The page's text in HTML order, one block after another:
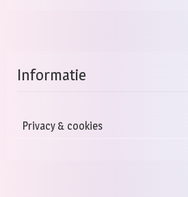
Informatie
Privacy & cookies